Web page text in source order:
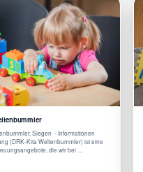
Siegen - Informationen
(DRK-Kita Weltenbummler) ist eine
die wir bei …